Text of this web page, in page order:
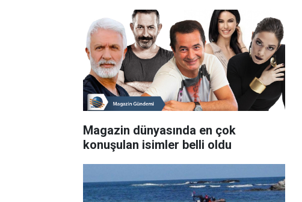
Magazin dünyasında en çok
konuşulan isimler belli oldu